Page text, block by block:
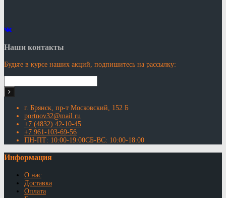
Наши контакты
Будьте в курсе наших акций, подпишитесь на рассылку:
г. Брянск, пр-т Московский, 152 Б
portnov32@mail.ru
+7 (4832) 42-10-45
+7 961-103-69-56
ПН-ПТ: 10:00-19:00СБ-ВС: 10:00-18:00
Информация
О нас
Доставка
Оплата